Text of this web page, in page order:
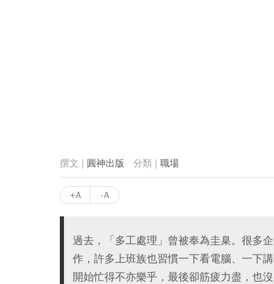
圓神出版 職場
+A -A
過去，「多工處理」曾被奉為圭臬。很多
作，許多上班族也習慣一下看電腦、一下
開始忙得不亦樂乎，最後卻筋疲力盡，也